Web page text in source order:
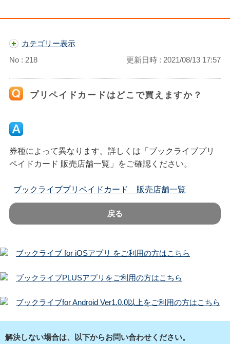
カテゴリー表示
No : 218
更新日時 : 2021/08/13 17:57
プリペイドカードはどこで買えますか？
券種によって異なります。詳しくは「ブックライブプリ
ペイドカード 販売店舗一覧」をご確認ください。
ブックライブプリペイドカード 販売店舗一覧
戻る
ブックライブ for iOSアプリ をご利用の方はこちら
ブックライブPLUSアプリをご利用の方はこちら
ブックライブfor Android Ver1.0.0以上をご利用の方はこちら
解決しない場合は、以下からお問い合わせください。